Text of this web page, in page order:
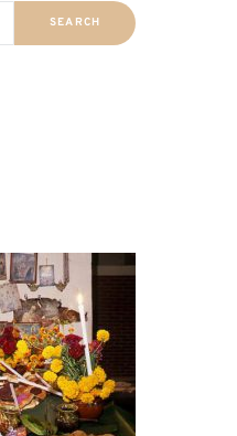
SEARCH